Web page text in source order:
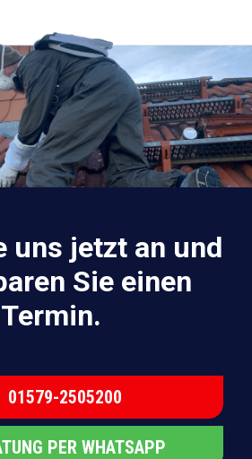
uns jetzt an und
Sie einen
Termin.
01579-2505200
PER WHATSAPP